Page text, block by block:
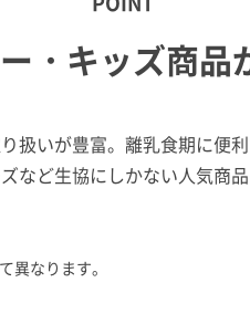
・キッズ商品
扱いが豊富。離乳食期に便
など生協にしかない人気商
異なります。